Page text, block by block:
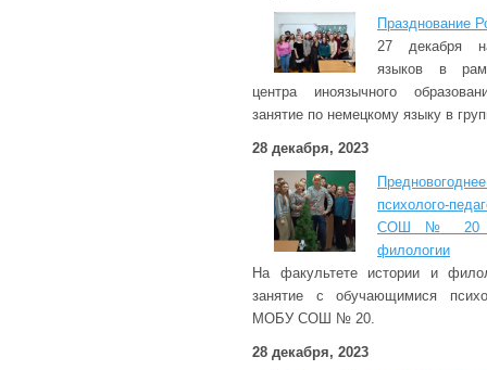
Празднование
27 декабря
языков в
центра иноязычного
занятие по немецкому языку в
28 декабря, 2023
психолого-
СОШ № 20 на
филологии
На факультете истории и
занятие с обучающимися
МОБУ СОШ № 20.
28 декабря, 2023